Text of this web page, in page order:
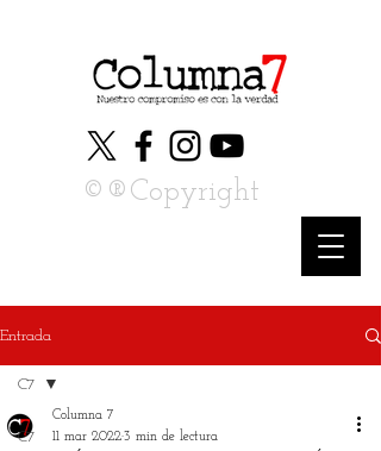
©®Copyright
Entrada
C7
C7
Columna 7
11 mar 20223 min de lectura